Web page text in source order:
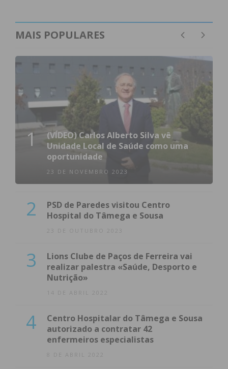
MAIS POPULARES
1
(VÍDEO) Carlos Alberto Silva vê
Unidade Local de Saúde como uma
oportunidade
23 DE NOVEMBRO 2023
2
PSD de Paredes visitou Centro
Hospital do Tâmega e Sousa
23 DE OUTUBRO 2023
3
Lions Clube de Paços de Ferreira vai
realizar palestra «Saúde, Desporto e
Nutrição»
14 DE ABRIL 2022
4
Centro Hospitalar do Tâmega e Sousa
autorizado a contratar 42
enfermeiros especialistas
8 DE ABRIL 2022